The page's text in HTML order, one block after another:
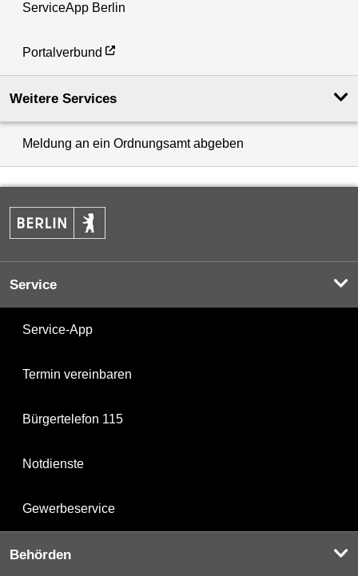
ServiceApp Berlin
Portalverbund
Weitere Services
Meldung an ein Ordnungsamt abgeben
Service
Service-App
Termin vereinbaren
Bürgertelefon 115
Notdienste
Gewerbeservice
Behörden